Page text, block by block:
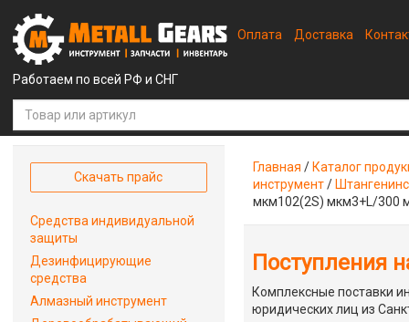
Работаем по всей РФ и СНГ
Оплата Доставка
Главная / Каталог
инструмент/
мкм102(2S) мкм3+L/300
Поступления
Комплексные поставки
юридических лиц из
Скачать прайс
Средства индивидуальной
защиты
Дезинфицирующие
средства
Алмазный инструмент